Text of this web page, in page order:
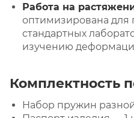
Работа на
оптимизирована для
стандартных
изучению
Комплектность
Набор пружин